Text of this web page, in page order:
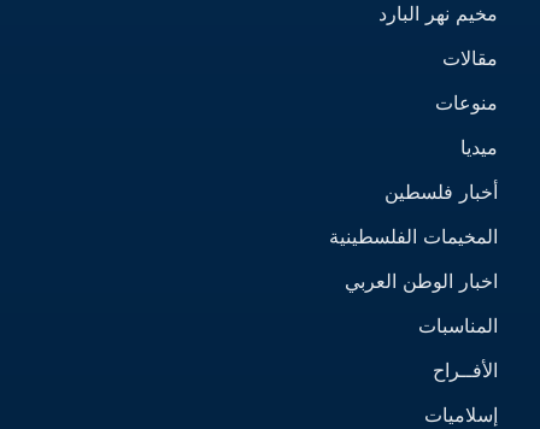
مخيم نهر البارد
مقالات
منوعات
ميديا
أخبار فلسطين
المخيمات الفلسطينية
اخبار الوطن العربي
المناسبات
الأفــراح
إسلاميات